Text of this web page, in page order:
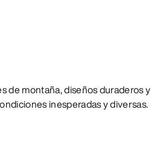
de montaña, diseños duraderos y
inesperadas y diversas.